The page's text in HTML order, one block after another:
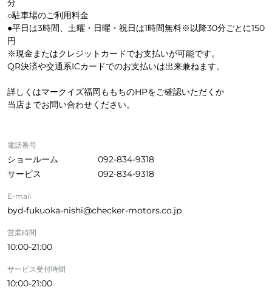
分
◇駐車場のご利用料金
●平日は3時間、土曜・日曜・祝日は1時間無料※以降30分ごとに150
円
※現金またはクレジットカードでお支払いが可能です。
QR決済や交通系ICカードでのお支払いは出来兼ねます。
詳しくはマークイズ福岡ももちのHPをご確認いただくか
当店までお問い合わせください。
電話番号
ショールーム
092-834-9318
サービス
092-834-9318
E-mail
byd-fukuoka-nishi@checker-motors.co.jp
営業時間
10:00-21:00
サービス受付時間
10:00-21:00